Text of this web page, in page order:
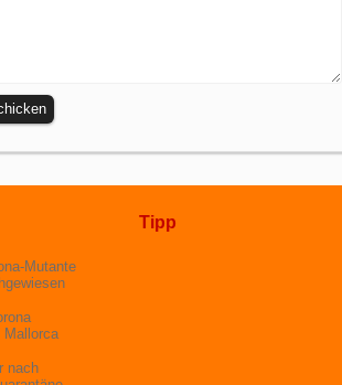
Mutante
Mallorca
nach
Tipp